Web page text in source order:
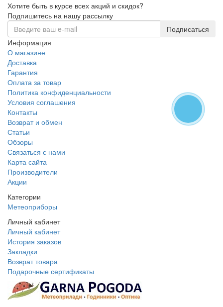
Хотите быть в курсе всех акций и скидок?
Подпишитесь на нашу рассылку
Подписаться
Информация
О магазине
Доставка
Гарантия
Оплата за товар
Политика конфиденциальности
Условия соглашения
Контакты
Возврат и обмен
Статьи
Обзоры
Связаться с нами
Карта сайта
Производители
Акции
Категории
Метеоприборы
Личный кабинет
Личный кабинет
История заказов
Закладки
Возврат товара
Подарочные сертификаты